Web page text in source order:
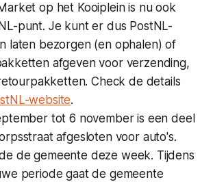
op het Kooiplein is nu ook
punt. Je kunt er dus PostNL-
laten bezorgen (en ophalen) of
afgeven voor verzending,
Check de details
website.
tot 6 november is een deel
afgesloten voor auto's.
de gemeente deze week. Tijdens
periode gaat de gemeente